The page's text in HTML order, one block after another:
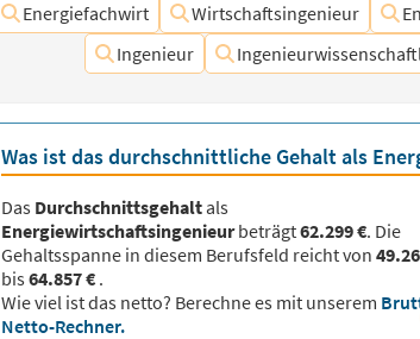
Energiefachwirt
Wirtschaftsingenieur
Ingenieur
Was ist das durchschnittliche Gehalt als
Das Durchschnittsgehaltals
Energiewirtschaftsingenieurbeträgt62.299 €. Die
Gehaltsspanne in diesem Berufsfeld reicht von
bis64.857 € .
Wie viel ist das netto? Berechne es mit unserem
Netto-Rechner.